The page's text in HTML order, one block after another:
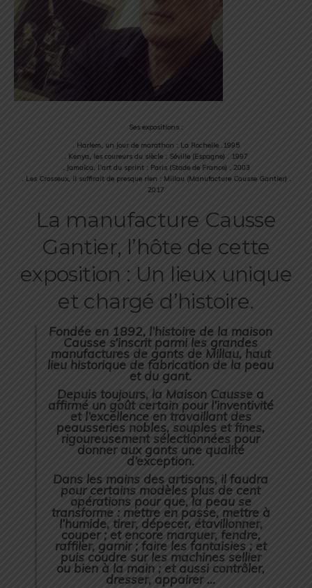
Ses expositions :
. Harlem, un jour de marathon : La Rochelle .1995
. Kenya, les coureurs du siècle : Séville (Espagne) . 1997
. Jamaïca, l’art du sprint : Paris (Stade de France) . 2003
. Les Crosseux, il suffirait de presque rien : Millau (Manufacture Causse Gantier) .
2017
La manufacture Causse
Gantier, l’hôte de cette
exposition : Un lieux unique
et chargé d’histoire.
Fondée en 1892, l’histoire de la maison
Causse s’inscrit parmi les grandes
manufactures de gants de Millau, haut
lieu historique de fabrication de la peau
et du gant.
Depuis toujours, la Maison Causse a
affirmé un goût certain pour l’inventivité
et l’excellence en travaillant des
peausseries nobles, souples et fines,
rigoureusement sélectionnées pour
donner aux gants une qualité
d’exception.
Dans les mains des artisans, il faudra
pour certains modèles plus de cent
opérations pour que, la peau se
transforme : mettre en passe, mettre à
l’humide, tirer, dépecer, étavillonner,
couper ; et encore marquer, fendre,
raffiler, garnir ; faire les fantaisies ; et
puis coudre sur les machines sellier
ou bien à la main ; et aussi contrôler,
dresser, appairer …